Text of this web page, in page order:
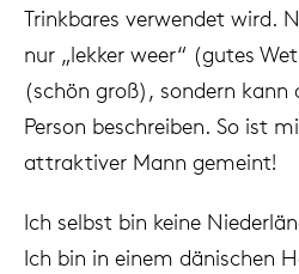
Trinkbares verwendet wird.
nur „lekker weer“ (gutes
(schön groß), sondern kann
Person beschreiben. So ist
attraktiver Mann gemeint!
Ich selbst bin keine
Ich bin in einem dänischen